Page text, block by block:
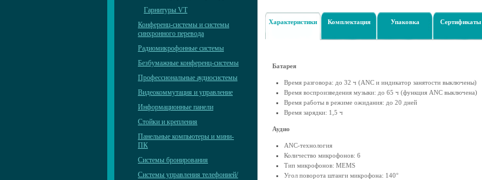
Гарнитуры VT
Конференц-системы и системы
синхронного перевода
Радиомикрофонные системы
Безбумажные конференц-системы
Профессиональные аудиосистемы
Видеокоммутация и управление
Информационные панели
Стойки и крепления
Панельные компьютеры и мини-
ПК
Системы бронирования
Системы управления телефонией/
Характеристики Комплектация Упаковка Сертификаты
Батарея
Время разговора: до 32 ч (ANC и индикатор занятости выключены)
Время воспроизведения музыки: до 65 ч (функция ANC выключена)
Время работы в режиме ожидания: до 20 дней
Время зарядки: 1,5 ч
Аудио
ANC-технология
Количество микрофонов: 6
Тип микрофонов: MEMS
Угол поворота штанги микрофона: 140°